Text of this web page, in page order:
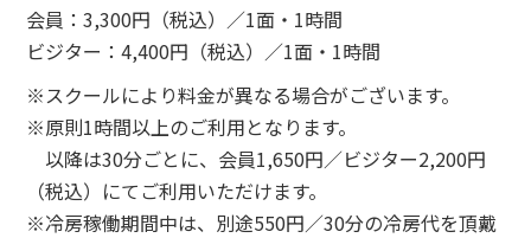
会員：3,300円（税込）／1面・1時間
ビジター：4,400円（税込）／1面・1時間
※スクールにより料金が異なる場合がございます。
※原則1時間以上のご利用となります。
以降は30分ごとに、会員1,650円／ビジター2,200円
（税込）にてご利用いただけます。
※冷房稼働期間中は、別途550円／30分の冷房代を頂戴